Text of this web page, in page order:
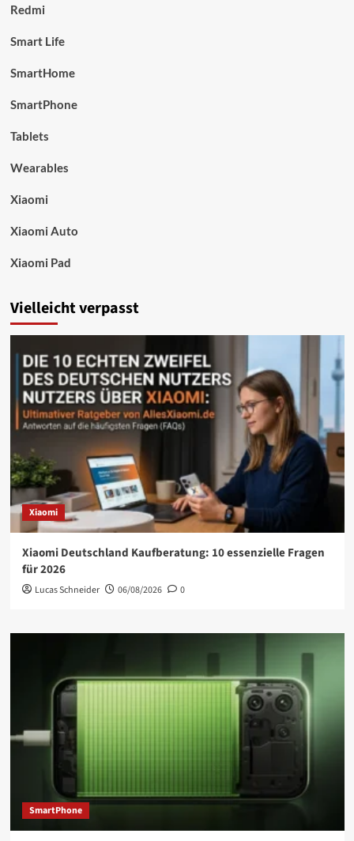
Redmi
Smart Life
SmartHome
SmartPhone
Tablets
Wearables
Xiaomi
Xiaomi Auto
Xiaomi Pad
Vielleicht verpasst
Xiaomi
Xiaomi Deutschland Kaufberatung: 10 essenzielle Fragen
für 2026
Lucas Schneider 06/08/2026 0
SmartPhone